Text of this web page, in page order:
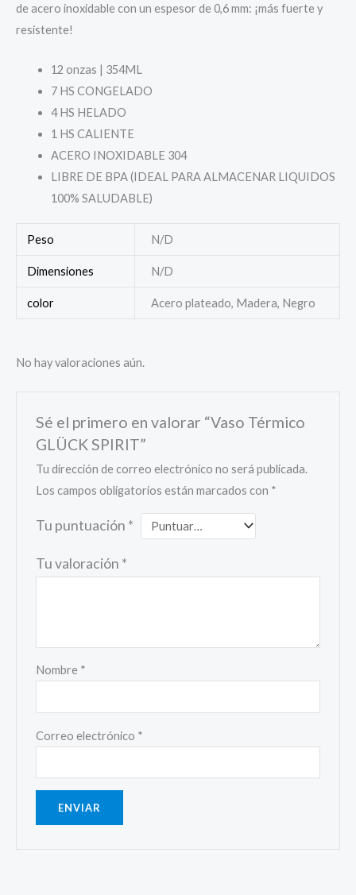
de acero inoxidable con un espesor de 0,6 mm: ¡más fuerte y
resistente!
12 onzas | 354ML
7 HS CONGELADO
4 HS HELADO
1 HS CALIENTE
ACERO INOXIDABLE 304
LIBRE DE BPA (IDEAL PARA ALMACENAR LIQUIDOS
100% SALUDABLE)
Peso N/D
Dimensiones N/D
color Acero plateado, Madera, Negro
No hay valoraciones aún.
Sé el primero en valorar “Vaso Térmico
GLÜCK SPIRIT”
Tu dirección de correo electrónico no será publicada.
Los campos obligatorios están marcados con *
Tu puntuación *
Tu valoración *
Nombre *
Correo electrónico *